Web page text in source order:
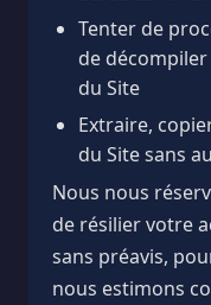
Tenter de
de
du Site
Extraire,
du Site sans
Nous nous
de résilier votre
sans préavis,
nous estimons